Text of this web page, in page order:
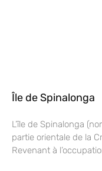
Île de Spinalonga
L’île de Spinalonga
partie orientale de la
Revenant à